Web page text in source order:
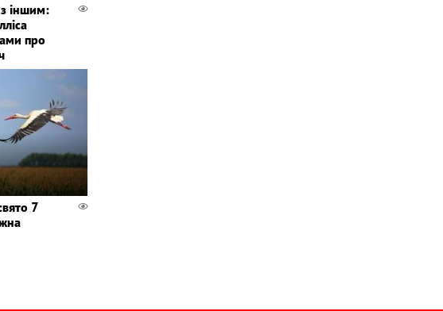
іншим:
про
7